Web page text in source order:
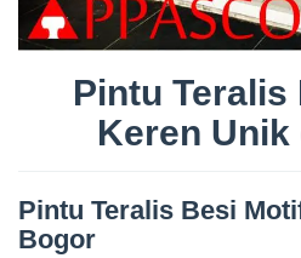
Pintu
Keren
Pintu Teralis Besi
Bogor